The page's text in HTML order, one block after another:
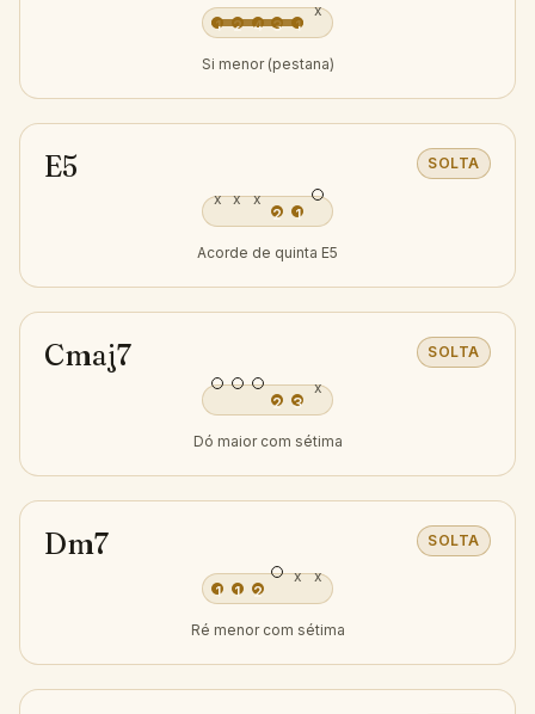
x
1
3
4
2
1
Si menor (pestana)
E5 SOLTA
1
2
x
x
x
Acorde de quinta E5
Cmaj7
SOLTA
x
3
2
Dó maior com sétima
Dm7
SOLTA
x
x
2
1
1
Ré menor com sétima